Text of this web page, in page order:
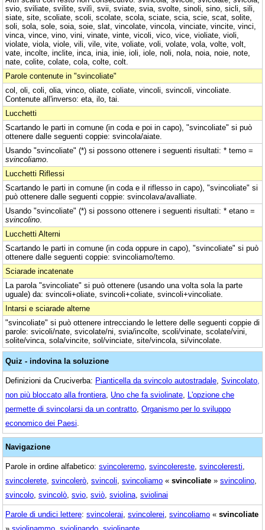
svio, sviliate, svilite, svilì, svii, sviate, svia, svolte, sinoli, sino, sicli, sili,
siate, site, scoliate, scoli, scolate, scola, sciate, scia, scie, scat, solite,
soli, sola, sole, soia, soie, slat, vincolate, vincola, vinciate, vincite, vinci,
vinca, vince, vino, vini, vinate, vinte, vicoli, vico, vice, violiate, violi,
violate, viola, viole, vili, vile, vite, voliate, voli, volate, vola, volte, volt,
vate, incolte, inclite, inca, inia, inie, ioli, iole, noli, nola, noia, noie, note,
nate, colite, colate, cola, colte, colt.
Parole contenute in "svincoliate"
col, oli, coli, olia, vinco, oliate, coliate, vincoli, svincoli, vincoliate.
Contenute all'inverso: eta, ilo, tai.
Lucchetti
Scartando le parti in comune (in coda e poi in capo), "svincoliate" si può
ottenere dalle seguenti coppie: svincola/aiate.
Usando "svincoliate" (*) si possono ottenere i seguenti risultati: * temo =
svincoliamo
Lucchetti Riflessi
Scartando le parti in comune (in coda e il riflesso in capo), "svincoliate" si
può ottenere dalle seguenti coppie: svincolava/avalliate.
Usando "svincoliate" (*) si possono ottenere i seguenti risultati: * etano =
svincolino
Lucchetti Alterni
Scartando le parti in comune (in coda oppure in capo), "svincoliate" si può
ottenere dalle seguenti coppie: svincoliamo/temo.
Sciarade incatenate
La parola "svincoliate" si può ottenere (usando una volta sola la parte
uguale) da: svincoli+oliate, svincoli+coliate, svincoli+vincoliate.
Intarsi e sciarade alterne
"svincoliate" si può ottenere intrecciando le lettere delle seguenti coppie di
parole: svicoli/nate, svicolate/ni, svia/incolte, scoli/vinate, scolate/vini,
solite/vinca, sola/vincite, sol/vinciate, site/vincola, si/vincolate.
Quiz - indovina la soluzione
Definizioni da Cruciverba: Pianticella da svincolo autostradale Svincolato,
non più bloccato alla frontiera Uno che fa sviolinate L'opzione che
permette di svincolarsi da un contratto Organismo per lo sviluppo
economico dei Paesi
Navigazione
Parole in ordine alfabetico: svincoleremo svincolereste svincoleresti
svincolerete svincolerò svincoli svincoliamo « svincoliate » svincolino
svincolo svincolò svio sviò sviolina sviolinai
Parole di undici lettere: svincolerai svincolerei svincoliamo « svincoliate
» sviolinammo sviolinando sviolinante